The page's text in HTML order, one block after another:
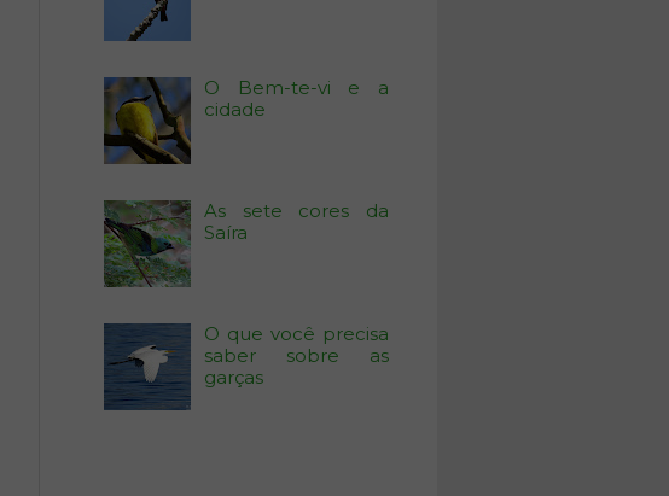
O Bem-te-vi e a
cidade
As sete cores da
Saíra
O que você precisa
saber sobre as
garças